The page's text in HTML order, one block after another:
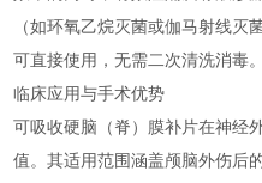
（如环氧乙烷灭菌或伽马射线灭
可直接使用，无需二次清洗消毒。
临床应用与手术优势
可吸收硬脑（脊）膜补片在神经
值。其适用范围涵盖颅脑外伤后